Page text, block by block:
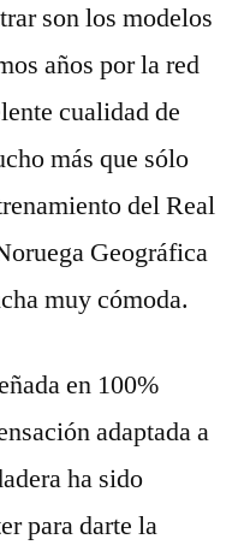
son los modelos
años por la red
cualidad de
más que sólo
del Real
Geográfica
muy cómoda.
en 100%
adaptada a
ha sido
para darte la